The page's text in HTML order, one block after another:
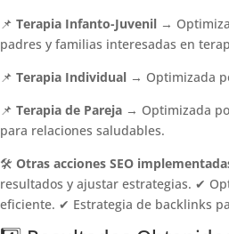
📌 Terapia Infanto-Juvenil →
padres y familias interesadas en
📌 Terapia Individual → Optimizada
📌 Terapia de Pareja → Optimizada
para relaciones saludables.
🛠 Otras acciones SEO
resultados y ajustar estrategias. ✔
eficiente. ✔ Estrategia de backlinks